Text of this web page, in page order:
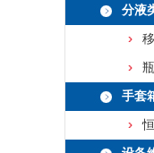
分液
手套